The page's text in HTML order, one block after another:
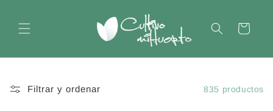
al contenido
Carrito
Filtrar y ordenar 835 productos